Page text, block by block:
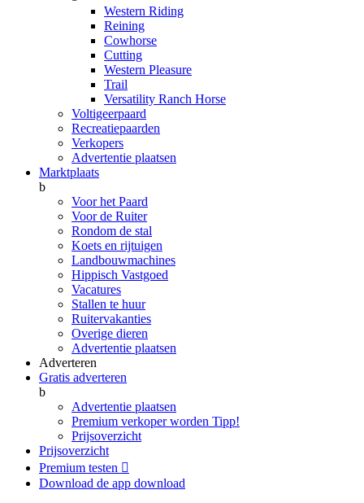
Western Riding
Reining
Cowhorse
Cutting
Western Pleasure
Trail
Versatility Ranch Horse
Voltigeerpaard
Recreatiepaarden
Verkopers
Advertentie plaatsen
Marktplaats
b
Voor het Paard
Voor de Ruiter
Rondom de stal
Koets en rijtuigen
Landbouwmachines
Hippisch Vastgoed
Vacatures
Stallen te huur
Ruitervakanties
Overige dieren
Advertentie plaatsen
Adverteren
Gratis adverteren
b
Advertentie plaatsen
Premium verkoper worden Tipp!
Prijsoverzicht
Prijsoverzicht
Premium testen 
Download de app download